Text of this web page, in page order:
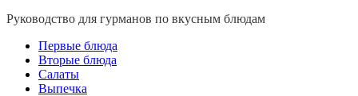
Руководство для гурманов по вкусным блюдам
Первые блюда
Вторые блюда
Салаты
Выпечка